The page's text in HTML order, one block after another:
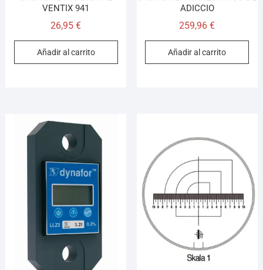
VENTIX 941
26,95€
Añadir al carrito
ADICCIO
259,96€
Añadir al carrito